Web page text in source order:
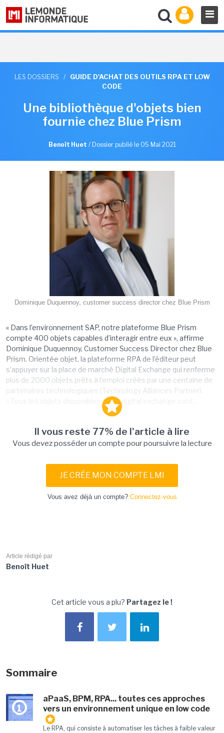
LES DOSSIERS /
GUIDE D'ACHAT DES OUTILS RPA ET LOW
CODE
Une bibliothèque d'objets bien
fournie chez Blue Prism
Benoît Huet / Dossier publié le 05 Mai 2021
Dominique Duquennoy, customer success director chez Blue Prism
« Dans l’environnement SAP, notre plateforme Blue Prism
compte 400 objets capables d’interagir entre eux », affirme
Dominique Duquennoy, Customer Success Director chez Blue
Prism. Orientée objet, la plateforme RPA de l’éditeur peut
s’appuyer sur la place de marché Digital Exchange qui renferme
plus de 2000 objets prêts à l’emploi créés par une centaine de
partenaires technologiques (Technology Alliances Partner).
« Tous les objets disponibles sur le digital exchange sont...
Il vous reste 77% de l'article à lire
Vous devez posséder un compte pour poursuivre la lecture
JE CRÉE MON COMPTE LMI
Vous avez déjà un compte? Connectez-vous
Article rédigé par
Benoît Huet
Cet article vous a plu? Partagez le !
Sommaire
1
aPaaS, BPM, RPA... toutes ces approches
vers un environnement unique en low code
Le RPA, qui consiste à automatiser les tâches à faible valeur